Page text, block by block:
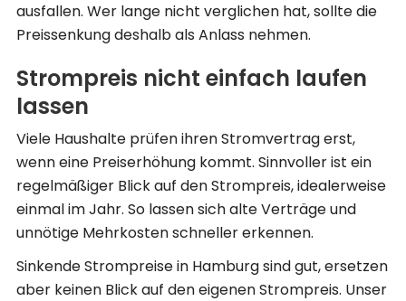
ausfallen. Wer lange nicht verglichen hat, sollte die
Preissenkung deshalb als Anlass nehmen.
Strompreis nicht einfach laufen
lassen
Viele Haushalte prüfen ihren Stromvertrag erst,
wenn eine Preiserhöhung kommt. Sinnvoller ist ein
regelmäßiger Blick auf den Strompreis, idealerweise
einmal im Jahr. So lassen sich alte Verträge und
unnötige Mehrkosten schneller erkennen.
Sinkende Strompreise in Hamburg sind gut, ersetzen
aber keinen Blick auf den eigenen Strompreis. Unser